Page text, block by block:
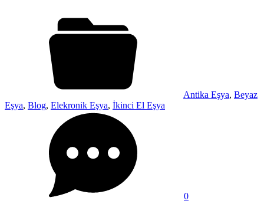
Antika Eşya, Beyaz
Eşya, Blog, Elekronik Eşya, İkinci El Eşya
0